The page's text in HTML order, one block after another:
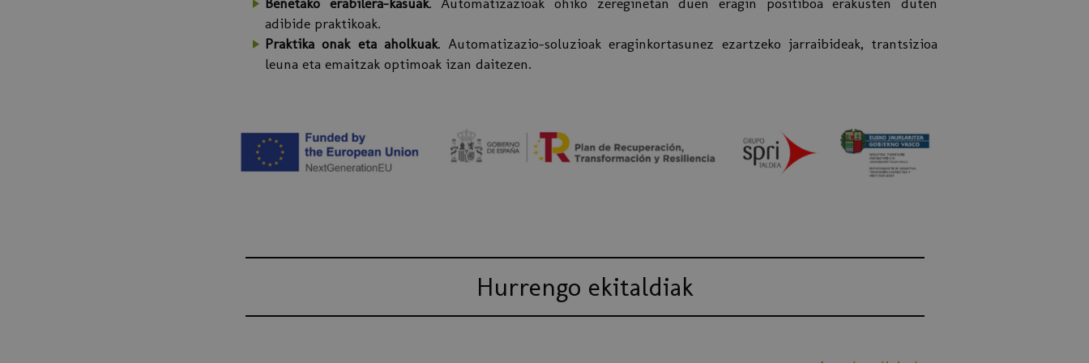
adibide praktikoak.
Praktika onak eta aholkuak. Automatizazio-soluzioak eraginkortasunez ezartzeko jarraibideak, trantsizioa
leuna eta emaitzak optimoak izan daitezen.
Hurrengo ekitaldiak